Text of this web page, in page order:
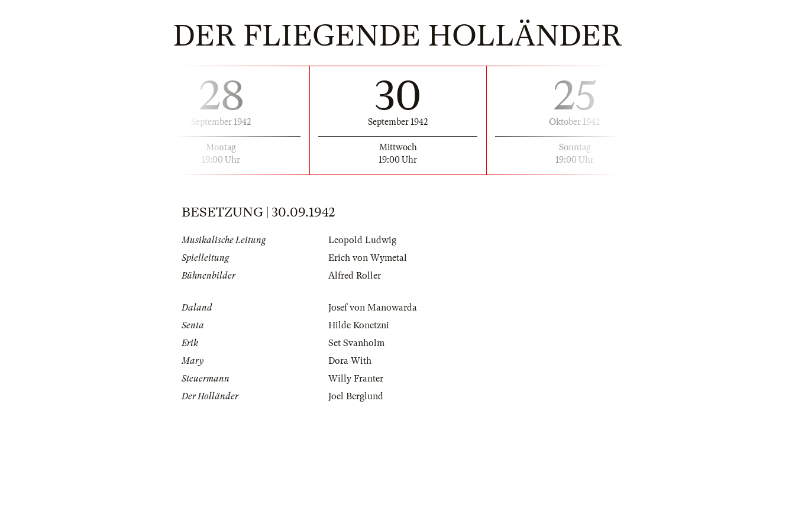
DER FLIEGENDE HOLLÄNDER
28
September 1942
Montag
19:00 Uhr
30
September 1942
Mittwoch
19:00 Uhr
25
Oktober 1942
Sonntag
19:00 Uhr
BESETZUNG | 30.09.1942
Musikalische Leitung
Leopold Ludwig
Spielleitung
Erich von Wymetal
Bühnenbilder
Alfred Roller
Daland
Josef von Manowarda
Senta
Hilde Konetzni
Erik
Set Svanholm
Mary
Dora With
Steuermann
Willy Franter
Der Holländer
Joel Berglund